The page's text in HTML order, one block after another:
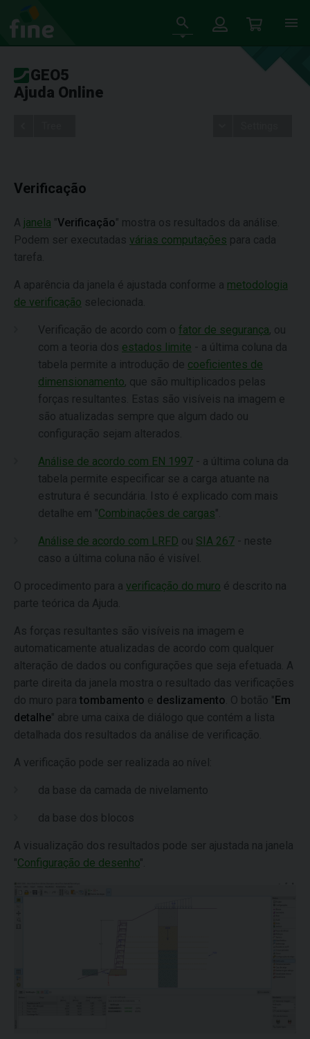
GEO5
Ajuda Online
Verificação
A janela "Verificação" mostra os resultados da análise.
Podem ser executadas várias computações para cada
tarefa.
A aparência da janela é ajustada conforme a metodologia
de verificação selecionada.
Verificação de acordo com o fator de segurança, ou
com a teoria dos estados limite - a última coluna da
tabela permite a introdução de coeficientes de
dimensionamento, que são multiplicados pelas
forças resultantes. Estas são visíveis na imagem e
são atualizadas sempre que algum dado ou
configuração sejam alterados.
Análise de acordo com EN 1997 - a última coluna da
tabela permite especificar se a carga atuante na
estrutura é secundária. Isto é explicado com mais
detalhe em "Combinações de cargas".
Análise de acordo com LRFD ou SIA 267 - neste
caso a última coluna não é visível.
O procedimento para a verificação do muro é descrito na
parte teórica da Ajuda.
As forças resultantes são visíveis na imagem e
automaticamente atualizadas de acordo com qualquer
alteração de dados ou configurações que seja efetuada. A
parte direita da janela mostra o resultado das verificações
do muro para tombamento e deslizamento . O botão "Em
detalhe" abre uma caixa de diálogo que contém a lista
detalhada dos resultados da análise de verificação.
A verificação pode ser realizada ao nível:
da base da camada de nivelamento
da base dos blocos
A visualização dos resultados pode ser ajustada na janela
"Configuração de desenho".